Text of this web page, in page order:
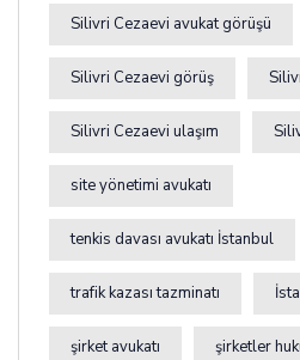
Silivri Cezaevi avukat görüşü
Silivri Cezaevi görüş
Silivri Cezaevi ulaşım
site yönetimi avukatı
tenkis davası avukatı İstanbul
trafik kazası tazminatı
şirket avukatı şirketler